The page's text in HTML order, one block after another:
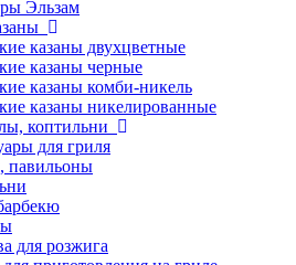
Эльзам
казаны двухцветные
казаны черные
казаны комби-никель
казаны никелированные
коптильни
для гриля
павильоны
для розжига